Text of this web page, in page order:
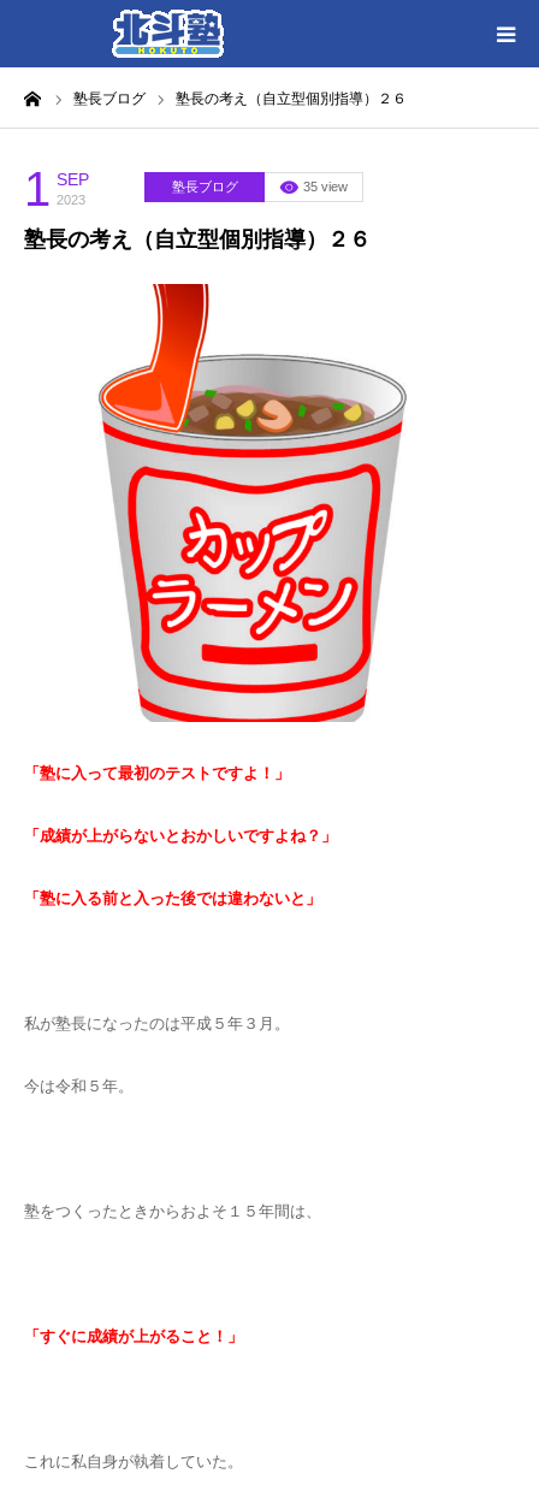
塾長ブログ 塾長の考え（自立型個別指導）２６
1 SEP
2023
塾長ブログ 35 view
塾長の考え（自立型個別指導）２６
「塾に入って最初のテストですよ！」
「成績が上がらないとおかしいですよね？」
「塾に入る前と入った後では違わないと」
私が塾長になったのは平成５年３月。
今は令和５年。
塾をつくったときからおよそ１５年間は、
「すぐに成績が上がること！」
これに私自身が執着していた。
HOME
各教室別に記事を見る
北斗塾／教室一覧
お問い合わせ